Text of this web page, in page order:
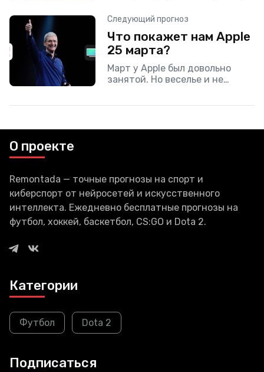
графиками. ZDNet сообщает,
что компания выложила
программу на GitHub в начале
марта и
Следующий прогноз
Что покажет нам Apple
25 марта?
Март у Apple был довольно
занятой. Но веселье и не
О проекте
Remontada — точные прогнозы на спорт и
киберспорт от нейросетей и искусственного
интеллекта. Ежедневно бесплатные прогнозы на
футбол, хоккей, баскетбол, CS:GO и Dota 2.
Категории
Футбол Dota 2
Подписаться